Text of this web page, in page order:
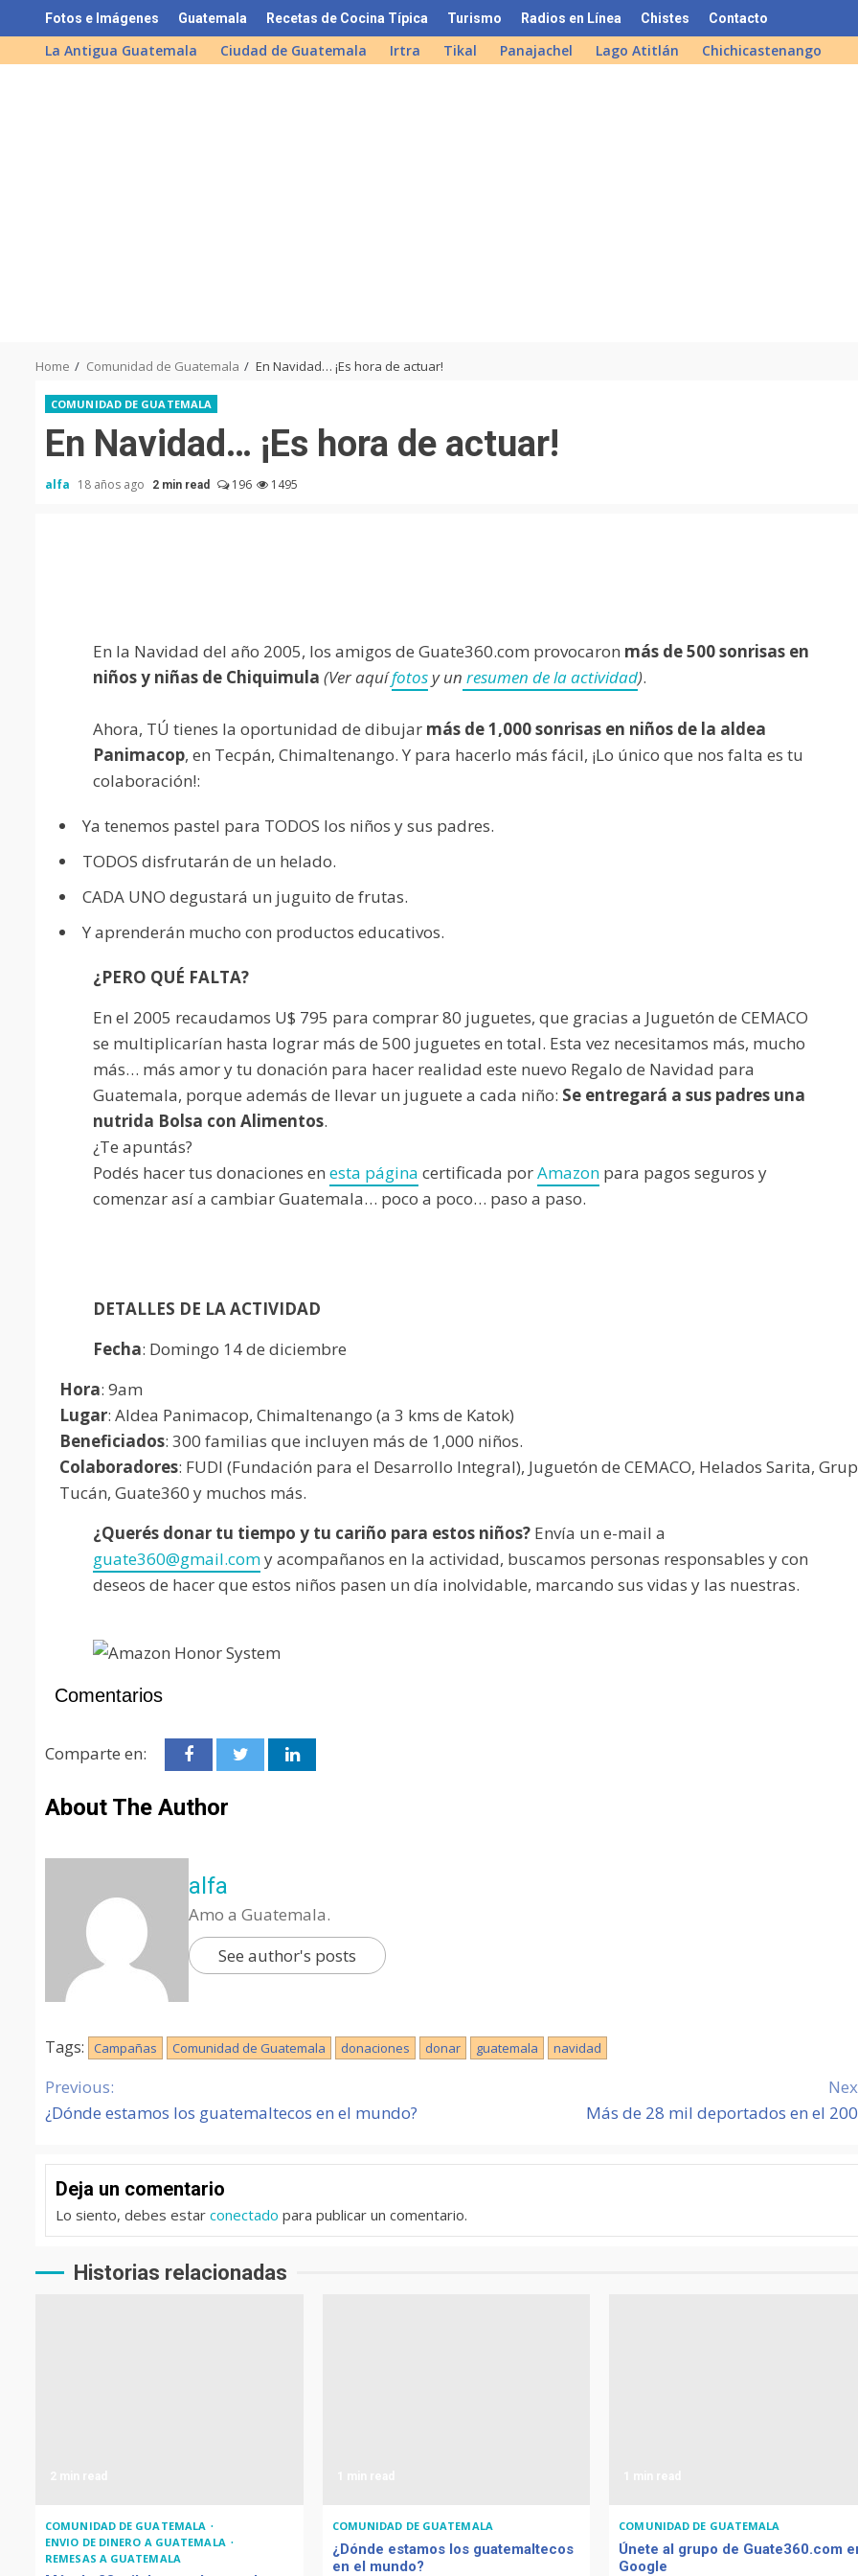
to
content
Fotos e Imágenes Guatemala Recetas de Cocina Típica Turismo Radios en Línea Chistes Contacto
La Antigua Guatemala Ciudad de Guatemala Irtra Tikal Panajachel Lago Atitlán Chichicastenango
Home Comunidad de Guatemala En Navidad… ¡Es hora de actuar!
COMUNIDAD DE GUATEMALA
En Navidad… ¡Es hora de actuar!
alfa 18 años ago 2 min read 196 1495
En la Navidad del año 2005, los amigos de Guate360.com provocaron más de 500 sonrisas en
niños y niñas de Chiquimula (Ver aquífotos y un resumen de la actividad).
Ahora, TÚ tienes la oportunidad de dibujar más de 1,000 sonrisas en niños de la aldea
Panimacop, en Tecpán, Chimaltenango. Y para hacerlo más fácil, ¡Lo único que nos falta es tu
colaboración!:
Ya tenemos pastel para TODOS los niños y sus padres.
TODOS disfrutarán de un helado.
CADA UNO degustará un juguito de frutas.
Y aprenderán mucho con productos educativos.
¿PERO QUÉ FALTA?
En el 2005 recaudamos U$ 795 para comprar 80 juguetes, que gracias a Juguetón de CEMACO
se multiplicarían hasta lograr más de 500 juguetes en total. Esta vez necesitamos más, mucho
más… más amor y tu donación para hacer realidad este nuevo Regalo de Navidad para
Guatemala, porque además de llevar un juguete a cada niño: Se entregará a sus padres una
nutrida Bolsa con Alimentos.
¿Te apuntás?
Podés hacer tus donaciones en esta página certificada porAmazon para pagos seguros y
comenzar así a cambiar Guatemala… poco a poco… paso a paso.
DETALLES DE LA ACTIVIDAD
Fecha: Domingo 14 de diciembre
Hora: 9am
Lugar: Aldea Panimacop, Chimaltenango (a 3 kms de Katok)
Beneficiados: 300 familias que incluyen más de 1,000 niños.
Colaboradores: FUDI (Fundación para el Desarrollo Integral), Juguetón de CEMACO, Helados Sarita,
Tucán, Guate360 y muchos más.
¿Querés donar tu tiempo y tu cariño para estos niños? Envía un e-mail a
guate360@gmail.comy acompañanos en la actividad, buscamos personas responsables y con
deseos de hacer que estos niños pasen un día inolvidable, marcando sus vidas y las nuestras.
Comentarios
Comparte en:
About The Author
alfa
Amo a Guatemala.
See author's posts
Tags: Campañas Comunidad de Guatemala donaciones donar guatemala navidad
Continue
Previous:
¿Dónde estamos los guatemaltecos en el mundo?
Más de 28 mil deportados en el
Deja un comentario
Lo siento, debes estar conectado para publicar un comentario.
Historias relacionadas
COMUNIDAD DE GUATEMALA
ENVIO DE DINERO A GUATEMALA
REMESAS A GUATEMALA
COMUNIDAD DE GUATEMALA
¿Dónde estamos los guatemaltecos
en el mundo?
COMUNIDAD DE GUATEMALA
Únete al grupo de Guate360.com
Google